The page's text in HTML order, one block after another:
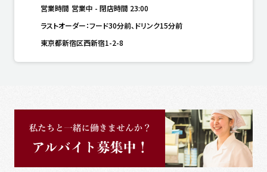
営業時間 営業中 - 閉店時間 23:00
ラストオーダー：フード30分前、ドリンク15分前
東京都新宿区西新宿1-2-8